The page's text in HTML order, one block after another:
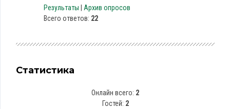
Результаты
Архив опросов
Всего ответов: 22
Статистика
Онлайн всего: 2
Гостей: 2